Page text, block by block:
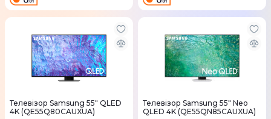
Телевізор Samsung 55" QLED
4K (QE55Q80CAUXUA)
Телевізор Samsung 55" Neo
QLED 4K (QE55QN85CAUXUA)